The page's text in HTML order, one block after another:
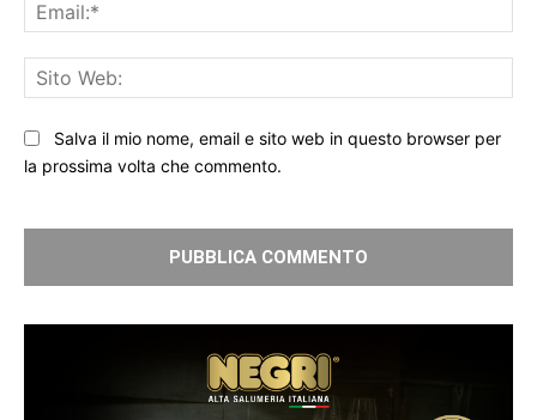
Salva il mio nome, email e sito web in questo browser per
la prossima volta che commento.